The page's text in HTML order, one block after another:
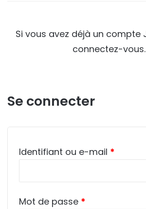
Si vous avez déjà un compte
connectez-vous.
Se connecter
Identifiant ou e-mail *
Mot de passe *